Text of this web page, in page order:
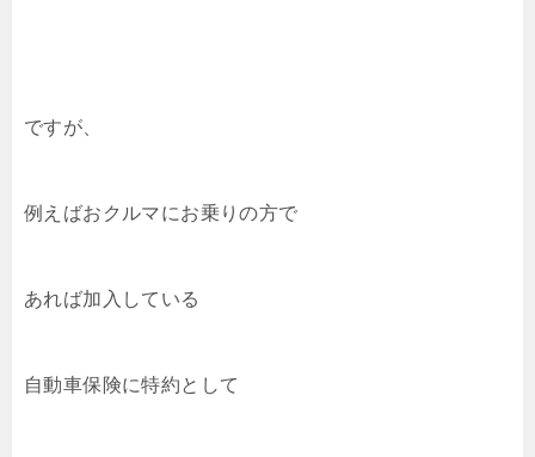
ですが、
例えばおクルマにお乗りの方で
あれば加入している
自動車保険に特約として